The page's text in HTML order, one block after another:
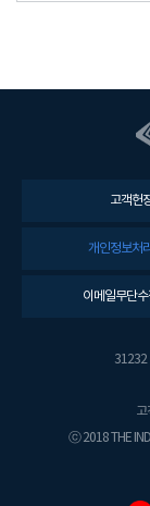
고객헌
개인정보처
이메일무단
31232
고
ⓒ 2018 THE